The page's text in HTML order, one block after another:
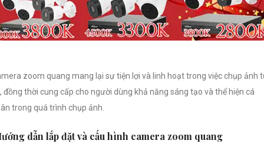
zoom quang mang lại sự tiện lợi và linh hoạt trong việc chụp ảnh
đồng thời cung cấp cho người dùng khả năng sáng tạo và thể hiện cá
trong quá trình chụp ảnh.
dẫn lắp đặt và cấu hình camera zoom quang